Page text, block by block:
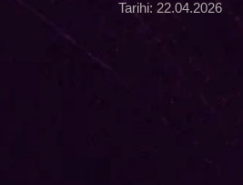
Tarihi: 22.04.2026